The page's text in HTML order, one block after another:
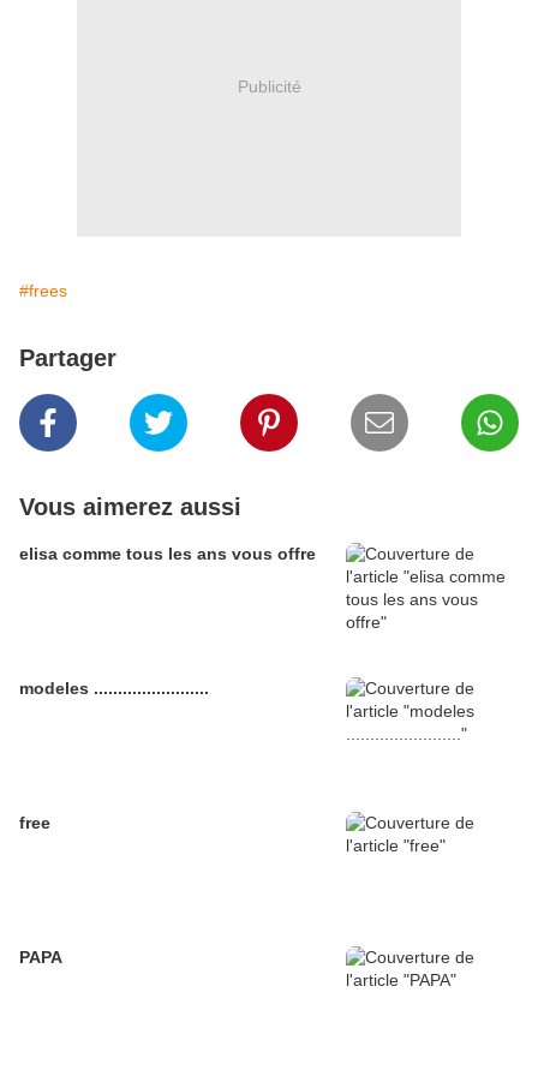
Publicité
#frees
Partager
Vous aimerez aussi
elisa comme tous les ans vous offre
modeles ........................
free
PAPA